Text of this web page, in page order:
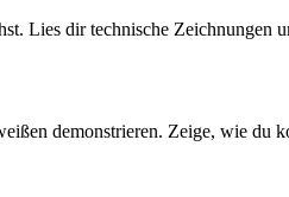
Lies dir technische
demonstrieren. Zeige, wie du